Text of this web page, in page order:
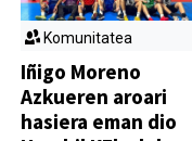
Komunitatea
Iñigo Moreno
Azkueren aroari
hasiera eman dio